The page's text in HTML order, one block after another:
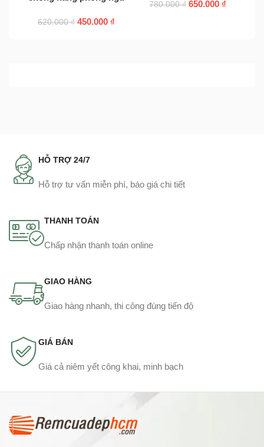
620.000₫ 450.000 ₫
780.000₫ 650.000 ₫
HỖ TRỢ 24/7
Hỗ trợ tư vấn miễn phí, báo giá chi tiết
THANH TOÁN
Chấp nhận thanh toán online
GIAO HÀNG
Giao hàng nhanh, thi công đúng tiến độ
GIÁ BÁN
Giá cả niêm yết công khai, minh bạch